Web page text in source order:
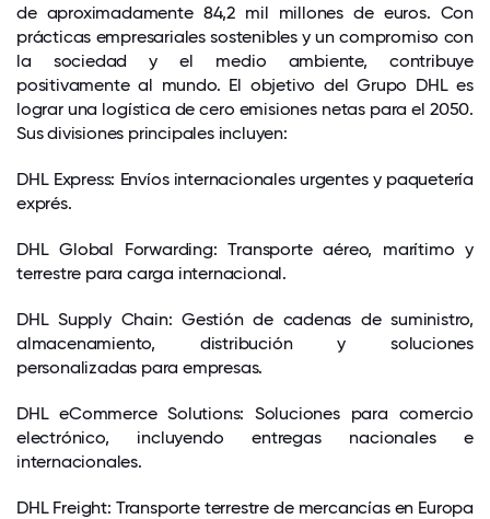
de aproximadamente 84,2 mil millones de euros. Con
prácticas empresariales sostenibles y un compromiso con
la sociedad y el medio ambiente, contribuye
positivamente al mundo. El objetivo del Grupo DHL es
lograr una logística de cero emisiones netas para el 2050.
Sus divisiones principales incluyen:
DHL Express: Envíos internacionales urgentes y paquetería
exprés.
DHL Global Forwarding: Transporte aéreo, marítimo y
terrestre para carga internacional.
DHL Supply Chain: Gestión de cadenas de suministro,
almacenamiento, distribución y soluciones
personalizadas para empresas.
DHL eCommerce Solutions: Soluciones para comercio
electrónico, incluyendo entregas nacionales e
internacionales.
DHL Freight: Transporte terrestre de mercancías en Europa